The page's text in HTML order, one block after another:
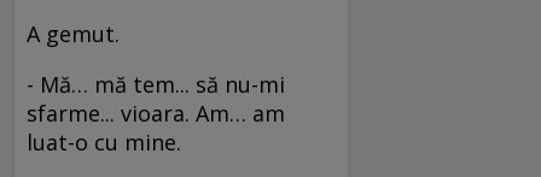
A gemut.
- Mă… mă tem... să nu-mi
sfarme... vioara. Am… am
luat-o cu mine.